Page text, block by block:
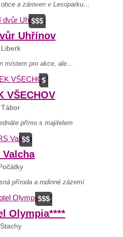
a zároven v Lesoparku…
$$$
Uhřínov
Liberk
místem pro akce, ale…
$
VŠECHOV
Tábor
přímo s majitelem
$$
Valcha
příroda a rodinné zázemí
$$$
Olympia****
Stachy